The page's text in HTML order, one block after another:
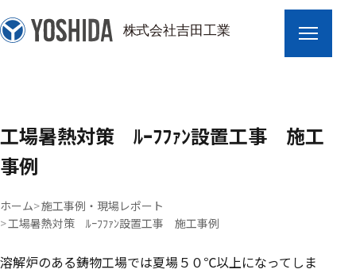
工場暑熱対策 ﾙｰﾌﾌｧﾝ設置工事 施工
事例
ホーム 施工事例・現場レポート
工場暑熱対策 ﾙｰﾌﾌｧﾝ設置工事 施工事例
溶解炉のある鋳物工場では夏場５０℃以上になってしま